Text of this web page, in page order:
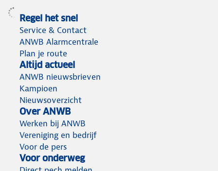
Regel het snel
Service & Contact
ANWB Alarmcentrale
Plan je route
Altijd actueel
ANWB nieuwsbrieven
Kampioen
Nieuwsoverzicht
Over ANWB
Werken bij ANWB
Vereniging en bedrijf
Voor de pers
Voor onderweg